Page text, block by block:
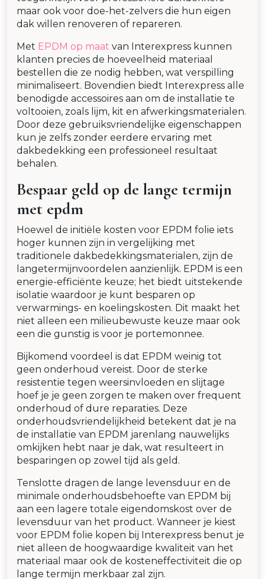
maar ook voor doe-het-zelvers die hun eigen
dak willen renoveren of repareren.
Met EPDM op maat van Interexpress kunnen
klanten precies de hoeveelheid materiaal
bestellen die ze nodig hebben, wat verspilling
minimaliseert. Bovendien biedt Interexpress alle
benodigde accessoires aan om de installatie te
voltooien, zoals lijm, kit en afwerkingsmaterialen.
Door deze gebruiksvriendelijke eigenschappen
kun je zelfs zonder eerdere ervaring met
dakbedekking een professioneel resultaat
behalen.
Bespaar geld op de lange termijn
met epdm
Hoewel de initiële kosten voor EPDM folie iets
hoger kunnen zijn in vergelijking met
traditionele dakbedekkingsmaterialen, zijn de
langetermijnvoordelen aanzienlijk. EPDM is een
energie-efficiënte keuze; het biedt uitstekende
isolatie waardoor je kunt besparen op
verwarmings- en koelingskosten. Dit maakt het
niet alleen een milieubewuste keuze maar ook
een die gunstig is voor je portemonnee.
Bijkomend voordeel is dat EPDM weinig tot
geen onderhoud vereist. Door de sterke
resistentie tegen weersinvloeden en slijtage
hoef je je geen zorgen te maken over frequent
onderhoud of dure reparaties. Deze
onderhoudsvriendelijkheid betekent dat je na
de installatie van EPDM jarenlang nauwelijks
omkijken hebt naar je dak, wat resulteert in
besparingen op zowel tijd als geld.
Tenslotte dragen de lange levensduur en de
minimale onderhoudsbehoefte van EPDM bij
aan een lagere totale eigendomskost over de
levensduur van het product. Wanneer je kiest
voor EPDM folie kopen bij Interexpress benut je
niet alleen de hoogwaardige kwaliteit van het
materiaal maar ook de kosteneffectiviteit die op
lange termijn merkbaar zal zijn.